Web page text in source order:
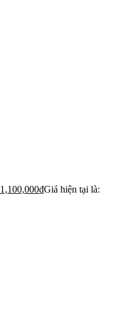
1,100,000₫Giá hiện tại là: